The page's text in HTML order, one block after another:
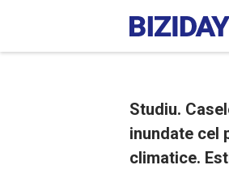
Studiu.
inundate cel
climatice.